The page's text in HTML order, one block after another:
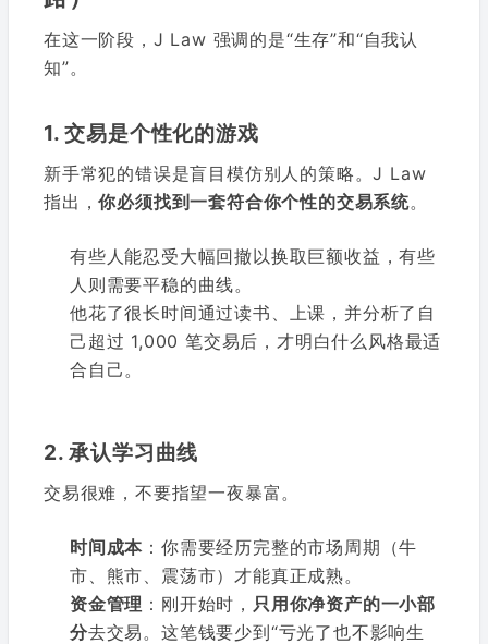
在这一阶段，J Law 强调的是“生存”和“自我认
知”。
1. 交易是个性化的游戏
新手常犯的错误是盲目模仿别人的策略。J Law
指出，你必须找到一套符合你个性的交易系统。
有些人能忍受大幅回撤以换取巨额收益，有些
人则需要平稳的曲线。
他花了很长时间通过读书、上课，并分析了自
己超过 1,000 笔交易后，才明白什么风格最适
合自己。
2. 承认学习曲线
交易很难，不要指望一夜暴富。
时间成本 ：你需要经历完整的市场周期（牛
市、熊市、震荡市）才能真正成熟。
资金管理 ：刚开始时， 只用你净资产的一小部
分去交易。这笔钱要少到“亏光了也不影响生